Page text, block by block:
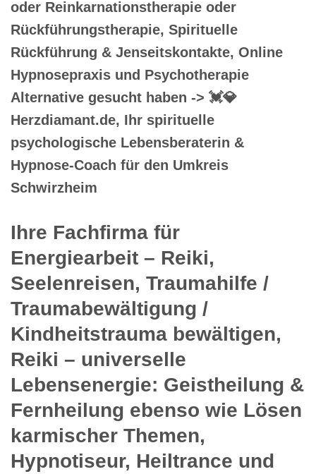
oder Reinkarnationstherapie oder
Rückführungstherapie, Spirituelle
Rückführung & Jenseitskontakte, Online
Hypnosepraxis und Psychotherapie
Alternative gesucht haben -> 💓️💎
Herzdiamant.de, Ihr spirituelle
psychologische Lebensberaterin &
Hypnose-Coach für den Umkreis
Schwirzheim
Ihre Fachfirma für
Energiearbeit – Reiki,
Seelenreisen, Traumahilfe /
Traumabewältigung /
Kindheitstrauma bewältigen,
Reiki – universelle
Lebensenergie: Geistheilung &
Fernheilung ebenso wie Lösen
karmischer Themen,
Hypnotiseur, Heiltrance und